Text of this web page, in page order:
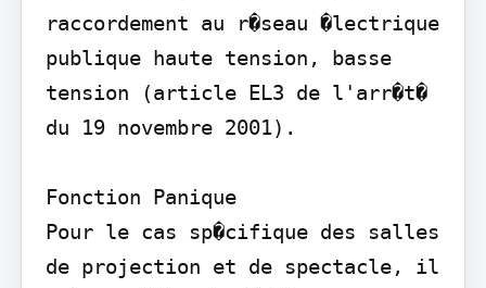
raccordement au r�seau �lectrique
publique haute tension, basse
tension (article EL3 de l'arr�t�
du 19 novembre 2001).
Fonction Panique
Pour le cas sp�cifique des salles
de projection et de spectacle, il